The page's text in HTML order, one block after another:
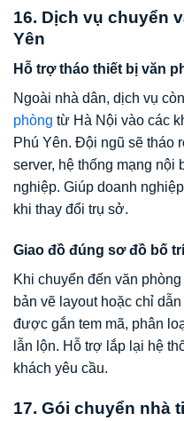
16. Dịch vụ chuyển
Yên
Hỗ trợ tháo thiết bị văn
Ngoài nhà dân, dịch vụ
phòng từ Hà Nội vào các
Phú Yên. Đội ngũ sẽ tháo
server, hệ thống mạng
nghiệp. Giúp doanh
khi thay đổi trụ sở.
Giao đồ đúng sơ đồ bố
Khi chuyển đến văn
bản vẽ layout hoặc chỉ
được gắn tem mã, phân
lẫn lộn. Hỗ trợ lắp lại hệ
khách yêu cầu.
17. Gói chuyển nhà